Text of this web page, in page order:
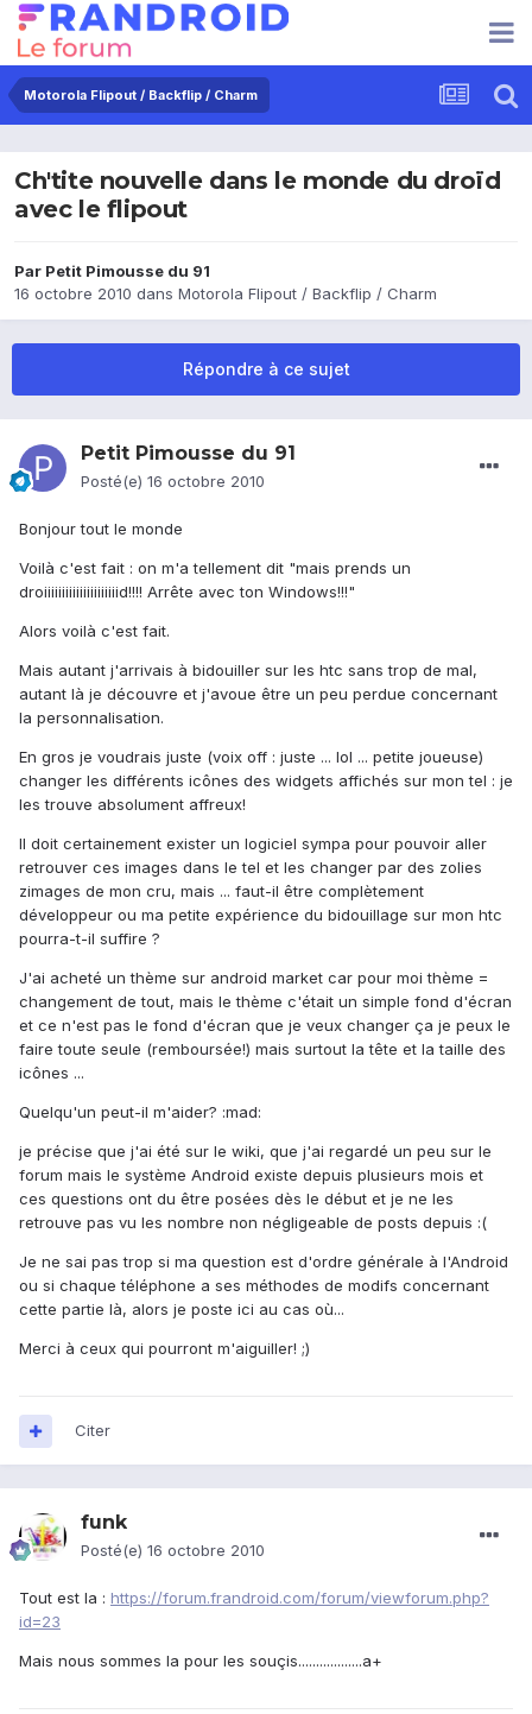
Motorola Flipout / Backflip / Charm
Ch'tite nouvelle dans le monde du droïd
avec le flipout
Par Petit Pimousse du 91
16 octobre 2010 dans Motorola Flipout / Backflip / Charm
Répondre à ce sujet
Petit Pimousse du 91
Posté(e) 16 octobre 2010
Bonjour tout le monde
Voilà c'est fait : on m'a tellement dit "mais prends un
droiiiiiiiiiiiiiiiiiiiiid!!!! Arrête avec ton Windows!!!"
Alors voilà c'est fait.
Mais autant j'arrivais à bidouiller sur les htc sans trop de mal,
autant là je découvre et j'avoue être un peu perdue concernant
la personnalisation.
En gros je voudrais juste (voix off : juste ... lol ... petite joueuse)
changer les différents icônes des widgets affichés sur mon tel : je
les trouve absolument affreux!
Il doit certainement exister un logiciel sympa pour pouvoir aller
retrouver ces images dans le tel et les changer par des zolies
zimages de mon cru, mais ... faut-il être complètement
développeur ou ma petite expérience du bidouillage sur mon htc
pourra-t-il suffire ?
J'ai acheté un thème sur android market car pour moi thème =
changement de tout, mais le thème c'était un simple fond d'écran
et ce n'est pas le fond d'écran que je veux changer ça je peux le
faire toute seule (remboursée!) mais surtout la tête et la taille des
icônes ...
Quelqu'un peut-il m'aider? :mad:
je précise que j'ai été sur le wiki, que j'ai regardé un peu sur le
forum mais le système Android existe depuis plusieurs mois et
ces questions ont du être posées dès le début et je ne les
retrouve pas vu les nombre non négligeable de posts depuis :(
Je ne sai pas trop si ma question est d'ordre générale à l'Android
ou si chaque téléphone a ses méthodes de modifs concernant
cette partie là, alors je poste ici au cas où...
Merci à ceux qui pourront m'aiguiller! ;)
Citer
funk
Posté(e) 16 octobre 2010
Tout est la : https://forum.frandroid.com/forum/viewforum.php?
id=23
Mais nous sommes la pour les souçis..................a+